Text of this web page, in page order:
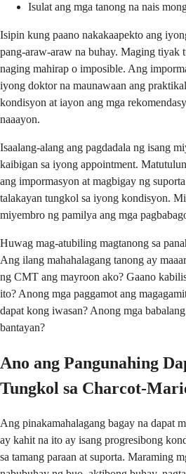
Isulat ang mga tanong na nais
Isipin kung paano nakakaapekto ang
pang-araw-araw na buhay. Maging tiyak
naging mahirap o imposible. Ang
iyong doktor na maunawaan ang
kondisyon at iayon ang mga
naaayon.
Isaalang-alang ang pagdadala ng isang
kaibigan sa iyong appointment.
ang impormasyon at magbigay ng
talakayan tungkol sa iyong kondisyon.
miyembro ng pamilya ang mga
Huwag mag-atubiling magtanong sa
Ang ilang mahahalagang tanong ay
ng CMT ang mayroon ako? Gaano
ito? Anong mga paggamot ang
dapat kong iwasan? Anong mga
bantayan?
Ano ang Pangunahing
Tungkol sa Charcot-
Ang pinakamahalagang bagay na dapat
ay kahit na ito ay isang progresibong
sa tamang paraan at suporta. Maraming